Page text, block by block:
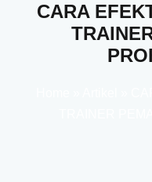
CARA